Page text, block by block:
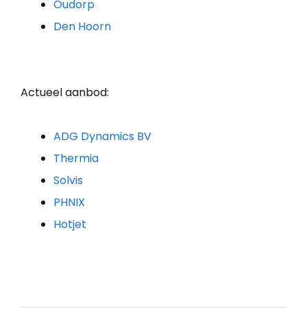
Oudorp
Den Hoorn
Actueel aanbod:
ADG Dynamics BV
Thermia
Solvis
PHNIX
Hotjet